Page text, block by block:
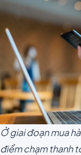
Ở giai đoạn mua
điểm chạm thanh